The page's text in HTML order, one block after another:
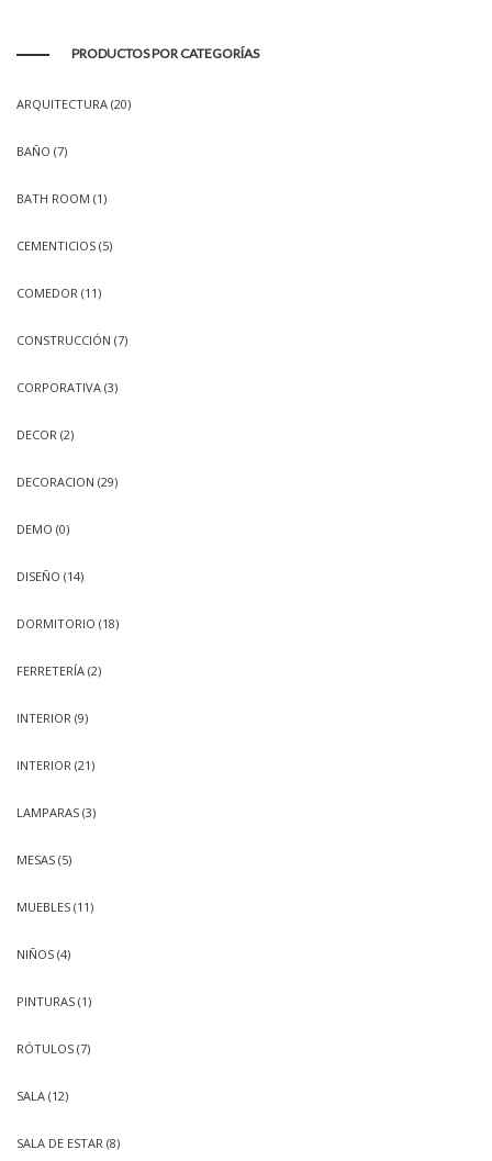
PRODUCTOS POR CATEGORÍAS
ARQUITECTURA (20)
BAÑO (7)
BATH ROOM (1)
CEMENTICIOS (5)
COMEDOR (11)
CONSTRUCCIÓN (7)
CORPORATIVA (3)
DECOR (2)
DECORACION (29)
DEMO (0)
DISEÑO (14)
DORMITORIO (18)
FERRETERÍA (2)
INTERIOR (9)
INTERIOR (21)
LAMPARAS (3)
MESAS (5)
MUEBLES (11)
NIÑOS (4)
PINTURAS (1)
RÓTULOS (7)
SALA (12)
SALA DE ESTAR (8)